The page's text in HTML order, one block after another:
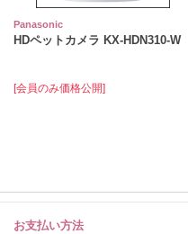
Panasonic
HDペットカメラ KX-HDN310-W
[会員のみ価格公開]
お支払い方法